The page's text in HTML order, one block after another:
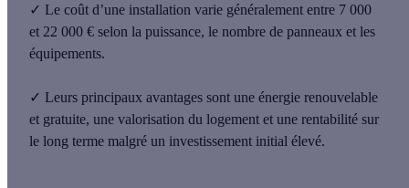
✓ Le coût d’une installation varie généralement entre 7 000
et 22 000 € selon la puissance, le nombre de panneaux et les
équipements.
✓ Leurs principaux avantages sont une énergie renouvelable
et gratuite, une valorisation du logement et une rentabilité sur
le long terme malgré un investissement initial élevé.